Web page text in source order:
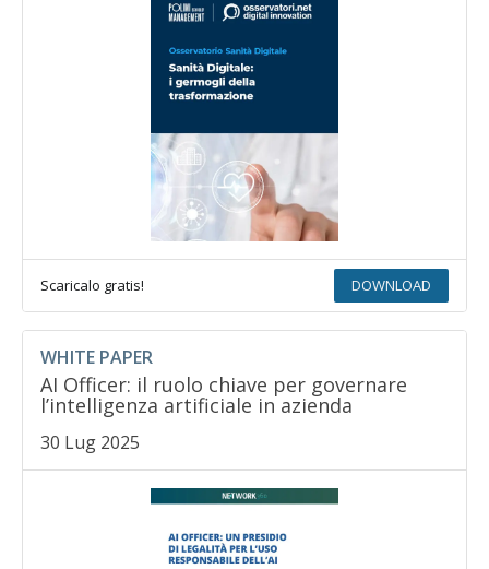
Scaricalo gratis! DOWNLOAD
WHITE PAPER
AI Officer: il ruolo chiave per governare
l’intelligenza artificiale in azienda
30 Lug 2025